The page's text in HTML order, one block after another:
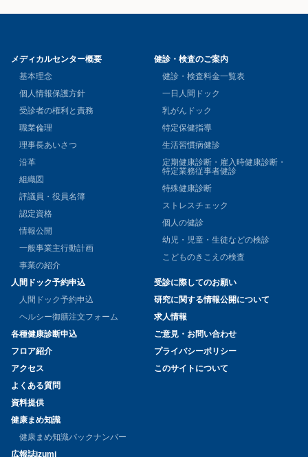
メディカルセンター概要
基本理念
個人情報保護方針
受診者の権利と責務
職業倫理
理事長あいさつ
沿革
組織図
評議員・役員名簿
認定資格
情報公開
一般事業主行動計画
事業の紹介
健診・検査のご案内
健診・検査料金一覧表
一日人間ドック
乳がんドック
特定保健指導
生活習慣病健診
定期健康診断・雇入時健康診断・
特定業務従事者健診
特殊健康診断
ストレスチェック
個人の健診
幼児・児童・生徒などの検診
こどものきこえの検査
人間ドック予約申込
人間ドック予約申込
ヘルシー御膳注文フォーム
各種健康診断申込
フロア紹介
アクセス
よくある質問
資料提供
健康まめ知識
健康まめ知識バックナンバー
広報誌izumi
受診に際してのお願い
研究に関する情報公開について
求人情報
ご意見・お問い合わせ
プライバシーポリシー
このサイトについて